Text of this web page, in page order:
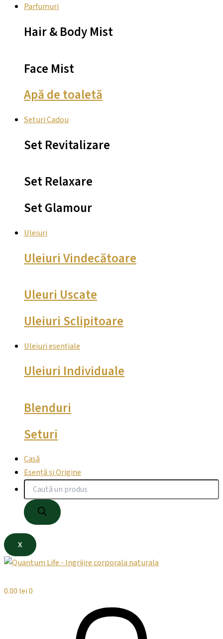
Parfumuri
Hair & Body Mist
Face Mist
Apă de toaletă
Seturi Cadou
Set Revitalizare
Set Relaxare
Set Glamour
Uleiuri
Uleiuri Vindecătoare
Uleuri Uscate
Uleiuri Sclipitoare
Uleiuri esențiale
Uleiuri Individuale
Blenduri
Seturi
Casă
Esență și Origine
X
0.00 lei0